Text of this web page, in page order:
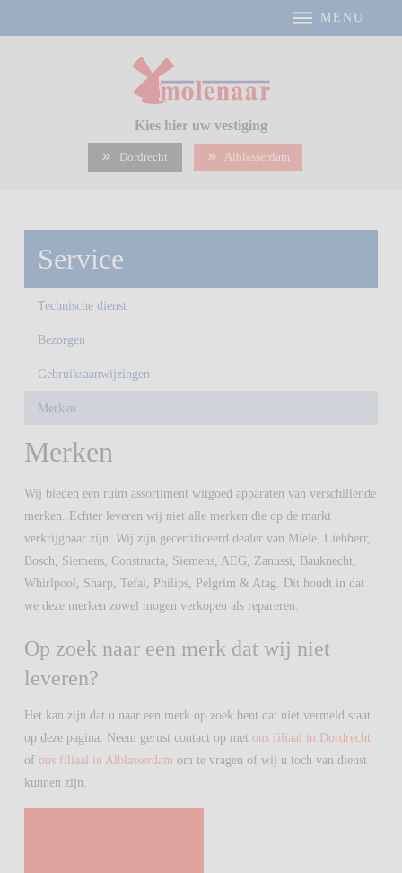
MENU
Kies hier uw vestiging
Dordrecht Alblasserdam
Service
Technische dienst
Bezorgen
Gebruiksaanwijzingen
Merken
Merken
Wij bieden een ruim assortiment witgoed apparaten van verschillende
merken. Echter leveren wij niet alle merken die op de markt
verkrijgbaar zijn. Wij zijn gecertificeerd dealer van Miele, Liebherr,
Bosch, Siemens, Constructa, Siemens, AEG, Zanussi, Bauknecht,
Whirlpool, Sharp, Tefal, Philips, Pelgrim & Atag. Dit houdt in dat
we deze merken zowel mogen verkopen als repareren.
Op zoek naar een merk dat wij niet
leveren?
Het kan zijn dat u naar een merk op zoek bent dat niet vermeld staat
op deze pagina. Neem gerust contact op met ons filiaal in Dordrecht
of ons filiaal in Alblasserdam om te vragen of wij u toch van dienst
kunnen zijn.